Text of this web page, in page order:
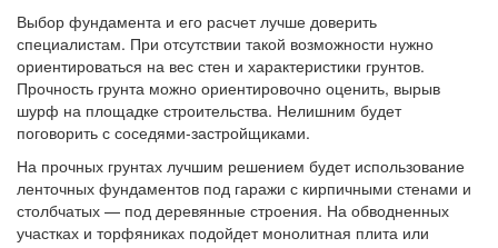
Выбор фундамента и его расчет лучше доверить
специалистам. При отсутствии такой возможности нужно
ориентироваться на вес стен и характеристики грунтов.
Прочность грунта можно ориентировочно оценить, вырыв
шурф на площадке строительства. Нелишним будет
поговорить с соседями-застройщиками.
На прочных грунтах лучшим решением будет использование
ленточных фундаментов под гаражи с кирпичными стенами и
столбчатых — под деревянные строения. На обводненных
участках и торфяниках подойдет монолитная плита или